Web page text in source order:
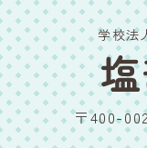
学校法
〒400-